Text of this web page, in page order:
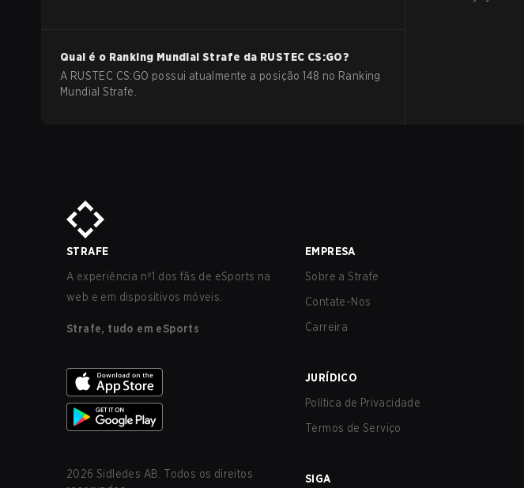
Qual é o Ranking Mundial Strafe da RUSTEC CS:GO?
A RUSTEC CS:GO possui atualmente a posição 148 no Ranking
Mundial Strafe.
STRAFE
A experiência nº1 dos fãs de eSports na
web e em dispositivos móveis.
Strafe, tudo em eSports
2026 Sidledes AB. Todos os direitos
EMPRESA
Sobre a Strafe
Contate-Nos
Carreira
JURÍDICO
Política de Privacidade
Termos de Serviço
SIGA